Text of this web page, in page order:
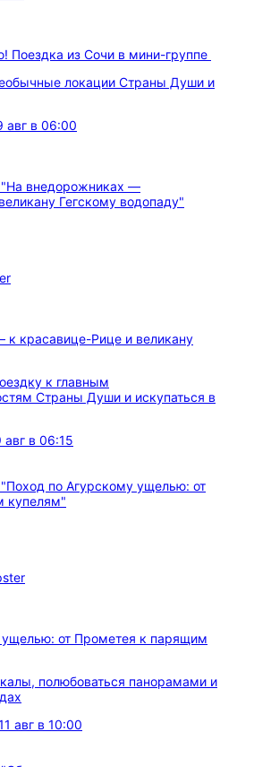
Поездка из Сочи в мини-группе
локации Страны Души и
авг в 06:00
красавице-Рице и великану
к главным
Страны Души и искупаться в
авг в 06:15
от Прометея к парящим
полюбоваться панорамами и
авг в 10:00